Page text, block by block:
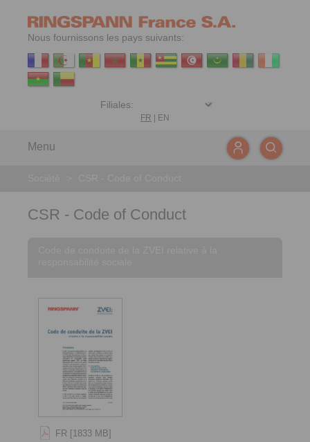
Nous fournissons les pays suivants:
FR EN
Menu
CSR - Code of Conduct
FR [1833 MB]